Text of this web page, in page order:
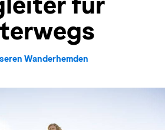
Wanderhemden